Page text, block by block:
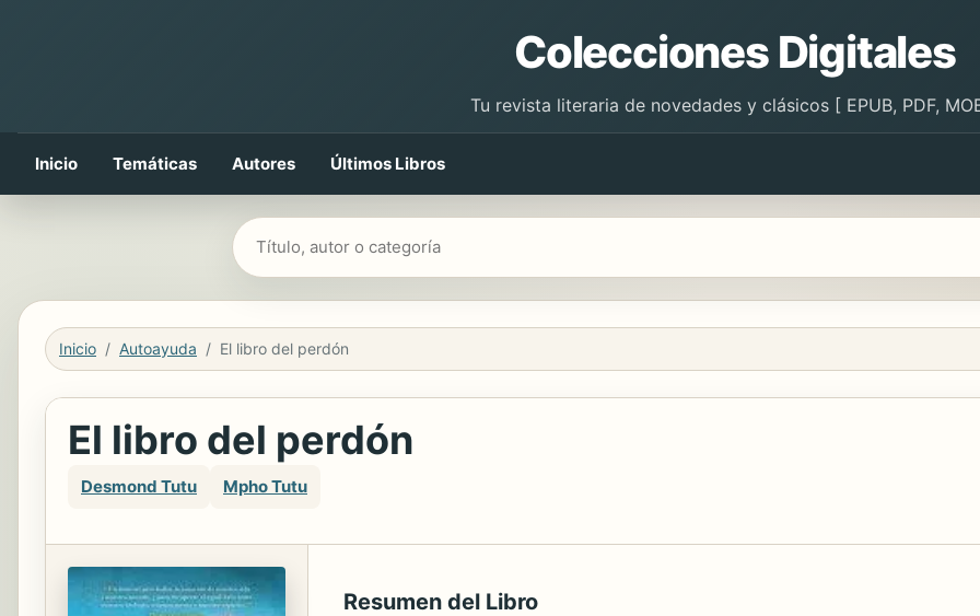
Colecciones Digitales
Tu revista literaria de novedades y clásicos [ EPUB, PDF,
Inicio Temáticas Autores Últimos Libros
Buscar libros
Inicio Autoayuda El libro del perdón
El libro del perdón
Desmond Tutu Mpho Tutu
Resumen del Libro